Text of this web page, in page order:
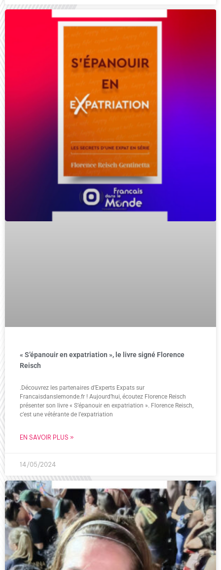
« S’épanouir en expatriation », le livre signé Florence
Reisch
.Découvrez les partenaires d’Experts Expats sur
Francaisdanslemonde.fr ! Aujourd’hui, écoutez Florence Reisch
présenter son livre « S’épanouir en expatriation ». Florence Reisch,
c’est une vétérante de l’expatriation
EN SAVOIR PLUS »
14/05/2024